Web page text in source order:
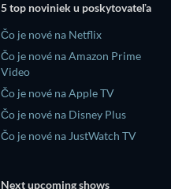
5 top noviniek u poskytovateľa
Čo je nové na Netflix
Čo je nové na Amazon Prime
Video
Čo je nové na Apple TV
Čo je nové na Disney Plus
Čo je nové na JustWatch TV
Next upcoming shows